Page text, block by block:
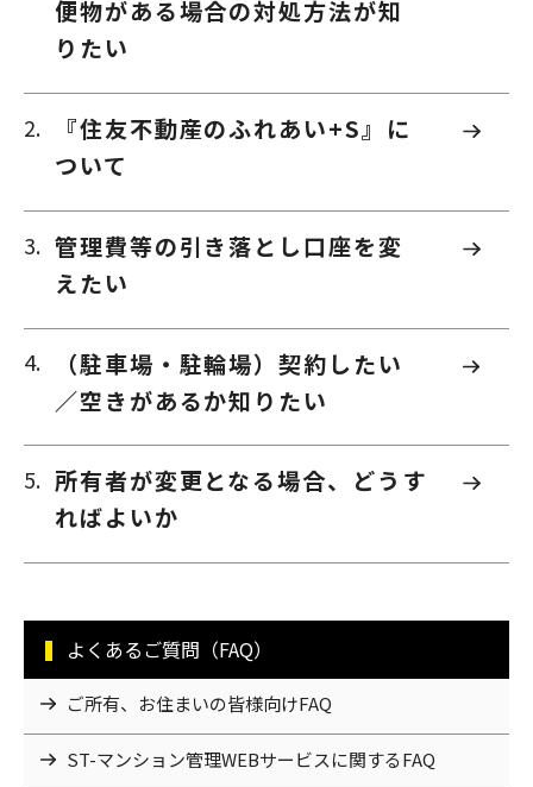
よくあるご質問（FAQ）
ご所有、お住まいの皆様向けFAQ
ST-マンション管理WEBサービスに関するFAQ
便物がある場合の対処方法が知
りたい
『住友不動産のふれあい+S』に
ついて
管理費等の引き落とし口座を変
えたい
（駐車場・駐輪場）契約したい
／空きがあるか知りたい
所有者が変更となる場合、どうす
ればよいか